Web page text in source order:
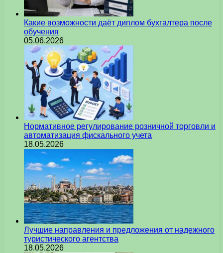
Какие возможности даёт диплом бухгалтера после
обучения
05.06.2026
Нормативное регулирование розничной торговли и
автоматизация фискального учета
18.05.2026
Лучшие направления и предложения от надежного
туристического агентства
18.05.2026